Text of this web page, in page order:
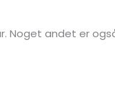
Noget andet er